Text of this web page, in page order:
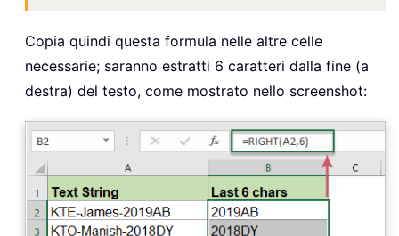
Copia quindi questa formula nelle altre celle
necessarie; saranno estratti 6 caratteri dalla fine (a
destra) del testo, come mostrato nello screenshot: